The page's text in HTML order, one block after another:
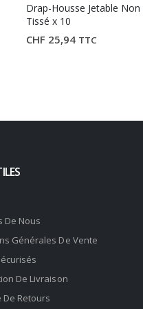
CHF 81,19.
Drap-Housse Jetable Non
Tissé x 10
CHF 25,94 TTC
De Nous
Générales De Vente
De Livraison
Retours